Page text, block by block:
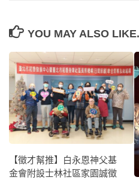
YOU MAY ALSO
【徵才幫推】白永恩神父基
金會附設士林社區家園誠徵